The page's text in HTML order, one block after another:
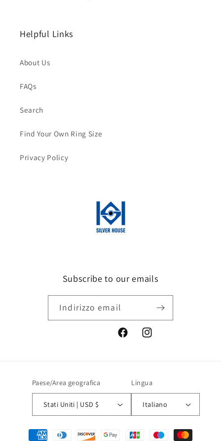
Helpful Links
About Us
FAQs
Search
Find Your Own Ring Size
Privacy Policy
Subscribe to our emails
Indirizzo email
FacebookInstagram
Paese/Area geografica
Stati Uniti | USD $
Lingua
Italiano
Metodi